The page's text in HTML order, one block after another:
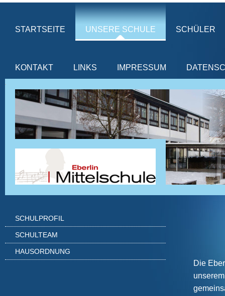
STARTSEITE UNSERE SCHULE SCHÜLER
KONTAKT LINKS IMPRESSUM
Die
SCHULPROFIL
SCHULTEAM
HAUSORDNUNG